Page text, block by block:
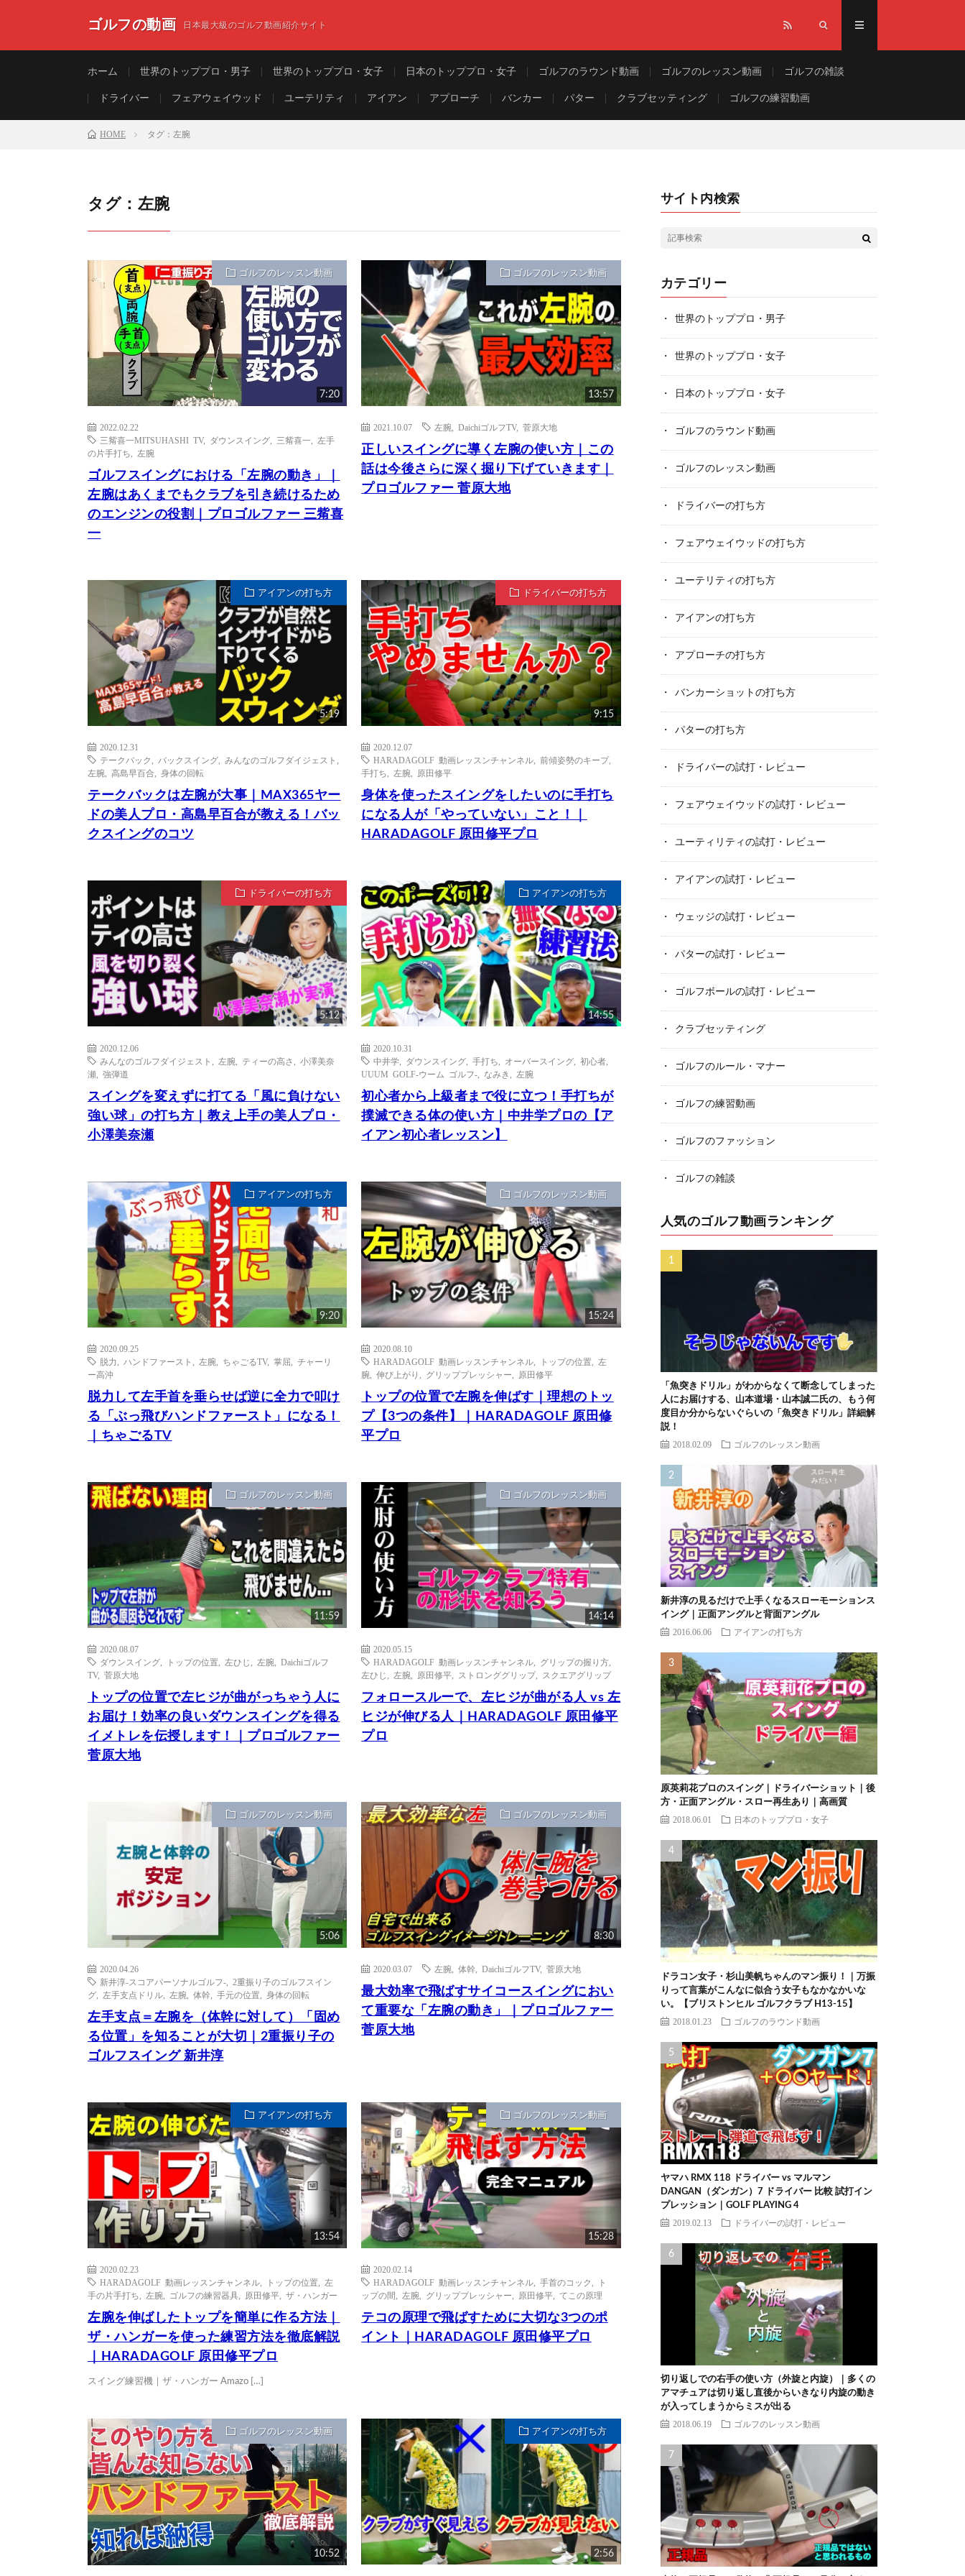
ゴルフの動画 日本最大級のゴルフ動画紹介サイト
ホーム 世界のトッププロ・男子 世界のトッププロ・女子 日本のトッププロ・女子 ゴルフのラウンド動画 ゴルフのレッスン動画 ゴルフの雑談
ドライバー フェアウェイウッド ユーテリティ アイアン アプローチ バンカー パター クラブセッティング ゴルフの練習動画
HOME タグ：左腕
タグ：左腕
ゴルフのレッスン動画
7:20
2022.02.22
三觜喜一MITSUHASHI TV, ダウンスイング 三觜喜一
左手
の片手打ち
左腕
ゴルフスイングにおける「左腕の動き」｜
左腕はあくまでもクラブを引き続けるため
のエンジンの役割｜プロゴルファー 三觜喜
一
ゴルフのレッスン動画
13:57
2021.10.07 左腕 ,DaichiゴルフTV,菅原大地
正しいスイングに導く左腕の使い方｜この
話は今後さらに深く掘り下げていきます｜
プロゴルファー 菅原大地
アイアンの打ち方
5:19
2020.12.31
テークバック
バックスイング みんなのゴルフダイジェスト
左腕
高島早百合 身体の回転
テークバックは左腕が大事｜MAX365ヤー
ドの美人プロ・高島早百合が教える！バッ
クスイングのコツ
ドライバーの打ち方
9:15
2020.12.07
HARADAGOLF 動画レッスンチャンネル ,前傾姿勢のキープ,
手打ち
左腕 原田修平
身体を使ったスイングをしたいのに手打ち
になる人が「やっていない」こと！｜
HARADAGOLF 原田修平プロ
ドライバーの打ち方
5:12
2020.12.06
みんなのゴルフダイジェスト
左腕 ティーの高さ
小澤美奈
瀬
強弾道
スイングを変えずに打てる「風に負けない
強い球」の打ち方｜教え上手の美人プロ・
小澤美奈瀬
アイアンの打ち方
14:55
2020.10.31
中井学
ダウンスイング ,手打ち オーバースイング ,初心者
UUUM GOLF-ウーム ゴルフ-
なみき 左腕
初心者から上級者まで役に立つ！手打ちが
撲滅できる体の使い方｜中井学プロの【ア
イアン初心者レッスン】
アイアンの打ち方
9:20
2020.09.25
脱力
ハンドファースト 左腕 ちゃごるTV, 掌屈
チャーリ
ー高沖
脱力して左手首を垂らせば逆に全力で叩け
る「ぶっ飛びハンドファースト」になる！
｜ちゃごるTV
ゴルフのレッスン動画
15:24
2020.08.10
HARADAGOLF 動画レッスンチャンネル
トップの位置
左
腕
,伸び上がり グリッププレッシャー 原田修平
トップの位置で左腕を伸ばす｜理想のトッ
プ【3つの条件】｜HARADAGOLF 原田修
平プロ
ゴルフのレッスン動画
11:59
2020.08.07
ダウンスイング
トップの位置 左ひじ 左腕
Daichiゴルフ
TV, 菅原大地
トップの位置で左ヒジが曲がっちゃう人に
お届け！効率の良いダウンスイングを得る
イメトレを伝授します！｜プロゴルファー
菅原大地
ゴルフのレッスン動画
14:14
2020.05.15
HARADAGOLF 動画レッスンチャンネル
グリップの握り方
左ひじ
左腕 原田修平 ストロンググリップ, スクエアグリップ
フォロースルーで、左ヒジが曲がる人 vs 左
ヒジが伸びる人｜HARADAGOLF 原田修平
プロ
ゴルフのレッスン動画
5:06
2020.04.26
新井淳-スコアパーソナルゴルフ-
2重振り子のゴルフスイン
グ
左手支点ドリル 左腕 体幹 手元の位置 身体の回転
左手支点＝左腕を（体幹に対して）「固め
る位置」を知ることが大切｜2重振り子の
ゴルフスイング 新井淳
ゴルフのレッスン動画
8:30
2020.03.07 左腕 ,体幹 ,DaichiゴルフTV,菅原大地
最大効率で飛ばすサイコースイングにおい
て重要な「左腕の動き」｜プロゴルファー
菅原大地
アイアンの打ち方
13:54
2020.02.23
HARADAGOLF 動画レッスンチャンネル
トップの位置
左
手の片手打ち
左腕 ゴルフの練習器具 原田修平 ザ・ハンガー
左腕を伸ばしたトップを簡単に作る方法｜
ザ・ハンガーを使った練習方法を徹底解説
｜HARADAGOLF 原田修平プロ
スイング練習機｜ザ・ハンガー Amazo […]
ゴルフのレッスン動画
15:28
2020.02.14
HARADAGOLF 動画レッスンチャンネル ,手首のコック
ト
ップの間
左腕 グリッププレッシャー 原田修平 ,てこの原理
テコの原理で飛ばすために大切な3つのポ
イント｜HARADAGOLF 原田修平プロ
ゴルフのレッスン動画
10:52
アイアンの打ち方
2:56
サイト内検索
カテゴリー
世界のトッププロ・男子
世界のトッププロ・女子
日本のトッププロ・女子
ゴルフのラウンド動画
ゴルフのレッスン動画
ドライバーの打ち方
フェアウェイウッドの打ち方
ユーテリティの打ち方
アイアンの打ち方
アプローチの打ち方
バンカーショットの打ち方
パターの打ち方
ドライバーの試打・レビュー
フェアウェイウッドの試打・レビュー
ユーティリティの試打・レビュー
アイアンの試打・レビュー
ウェッジの試打・レビュー
パターの試打・レビュー
ゴルフボールの試打・レビュー
クラブセッティング
ゴルフのルール・マナー
ゴルフの練習動画
ゴルフのファッション
ゴルフの雑談
人気のゴルフ動画ランキング
「魚突きドリル」がわからなくて断念してしまった
人にお届けする、山本道場・山本誠二氏の、もう何
度目か分からないぐらいの「魚突きドリル」詳細解
説！
2018.02.09 ゴルフのレッスン動画
新井淳の見るだけで上手くなるスローモーションス
イング｜正面アングルと背面アングル
2016.06.06 アイアンの打ち方
原英莉花プロのスイング｜ドライバーショット｜後
方・正面アングル・スロー再生あり｜高画質
2018.06.01 日本のトッププロ・女子
ドラコン女子・杉山美帆ちゃんのマン振り！｜万振
りって言葉がこんなに似合う女子もなかなかいな
い。【ブリストンヒル ゴルフクラブ H13-15】
2018.01.23 ゴルフのラウンド動画
ヤマハ RMX 118 ドライバー vs マルマン
DANGAN（ダンガン）7 ドライバー 比較 試打イン
プレッション｜GOLF PLAYING 4
2019.02.13 ドライバーの試打・レビュー
切り返しでの右手の使い方（外旋と内旋）｜多くの
アマチュアは切り返し直後からいきなり内旋の動き
が入ってしまうからミスが出る
2018.06.19 ゴルフのレッスン動画